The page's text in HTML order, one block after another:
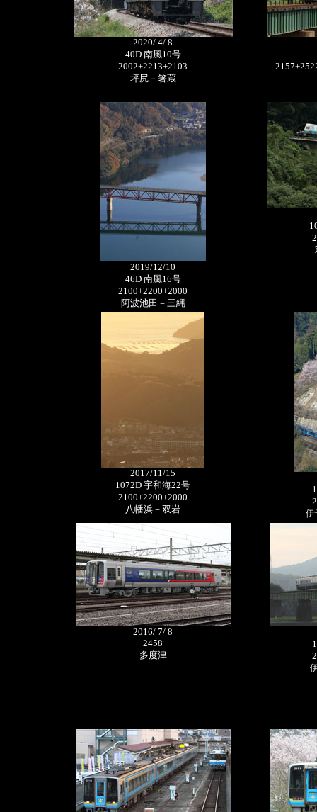
2020/ 4/ 8
40D 南風10号
2002+2213+2103
坪尻－箸蔵
2019/12/10
46D 南風16号
2100+2200+2000
阿波池田－三縄
2017/11/15
1072D 宇和海22号
2100+2200+2000
八幡浜－双岩
伊
2016/ 7/ 8
2458
多度津